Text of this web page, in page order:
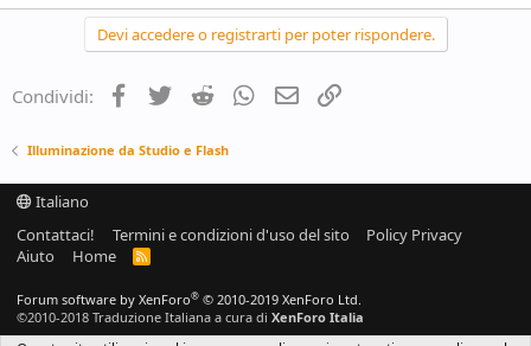
Devi accedere o registrarti per poter rispondere.
Condividi: Facebook
TwitterReddit WhatsApp
e-mailLink
Illuminazione da Studio e Flash
Italiano
Contattaci!
Termini e condizioni d'uso del sito
Policy Privacy
Aiuto
Home
R
Forum software by XenForo® © 2010-2019 XenForo Ltd.
©2010-2018 Traduzione Italiana a cura di XenForo Italia